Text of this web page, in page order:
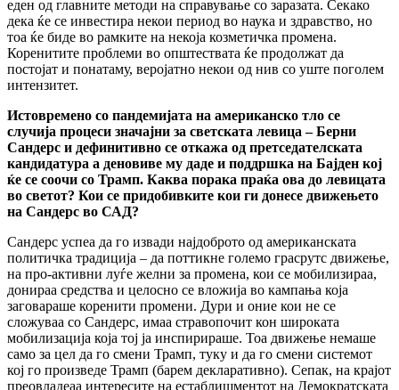
еден од главните методи на справување со заразата. Секако
дека ќе се инвестира некои период во наука и здравство, но
тоа ќе биде во рамките на некоја козметичка промена.
Коренитите проблеми во општествата ќе продолжат да
постојат и понатаму, веројатно некои од нив со уште поголем
интензитет.
Истовремено со пандемијата на американско тло се
случија процеси значајни за светската левица – Берни
Сандерс и дефинитивно се откажа од претседателската
кандидатура а деновиве му даде и поддршка на Бајден кој
ќе се соочи со Трамп. Каква порака праќа ова до левицата
во светот? Кои се придобивките кои ги донесе движењето
на Сандерс во САД?
Сандерс успеа да го извади најдоброто од американската
политичка традиција – да поттикне големо грасрутс движење,
на про-активни луѓе желни за промена, кои се мобилизираа,
донираа средства и целосно се вложија во кампања која
заговараше коренити промени. Дури и оние кои не се
сложуваа со Сандерс, имаа стравопочит кон широката
мобилизација која тој ја инспирираше. Тоа движење немаше
само за цел да го смени Трамп, туку и да го смени системот
кој го произведе Трамп (барем декларативно). Сепак, на крајот
преовладеаа интересите на естаблишментот на Демократската